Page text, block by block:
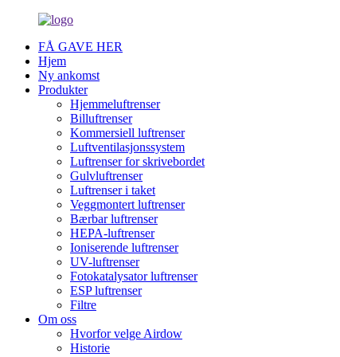
FÅ GAVE HER
Hjem
Ny ankomst
Produkter
Hjemmeluftrenser
Billuftrenser
Kommersiell luftrenser
Luftventilasjonssystem
Luftrenser for skrivebordet
Gulvluftrenser
Luftrenser i taket
Veggmontert luftrenser
Bærbar luftrenser
HEPA-luftrenser
Ioniserende luftrenser
UV-luftrenser
Fotokatalysator luftrenser
ESP luftrenser
Filtre
Om oss
Hvorfor velge Airdow
Historie